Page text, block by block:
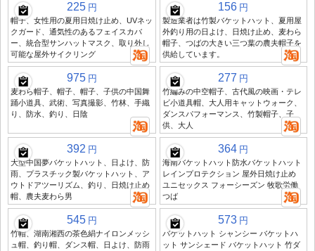
225 円
帽子、女性用の夏用日焼け止め、UVネッ
クガード、通気性のあるフェイスカバ
ー、統合型サンハットマスク、取り外し
可能な屋外サイクリング
156 円
製造業者は竹製バケットハット、夏用屋
外釣り用の日よけ、日焼け止め、麦わら
帽子、つばの大きい三つ葉の農夫帽子を
供給しています。
975 円
麦わら帽子、帽子、帽子、子供の中国舞
踊小道具、武術、写真撮影、竹林、手織
り、防水、釣り、日陰
277 円
竹編みの中空帽子、古代風の映画・テレ
ビ小道具帽、大人用キャットウォーク、
ダンスパフォーマンス、竹製帽子、子
供、大人
392 円
大型中国夢バケットハット、日よけ、防
雨、プラスチック製バケットハット、ア
ウトドアツーリズム、釣り、日焼け止め
帽、農夫麦わら男
364 円
海南バケットハット防水バケットハット
レインプロテクション 屋外日焼け止め
ユニセックス フォーシーズン 牧歌労働
つば
545 円
竹帽、湖南湘西の茶色絹ナイロンメッシ
ュ帽、釣り帽、ダンス帽、日よけ、防雨
573 円
バケットハット シャンシー バケットハ
ット サンシェード バケットハット 竹ダ